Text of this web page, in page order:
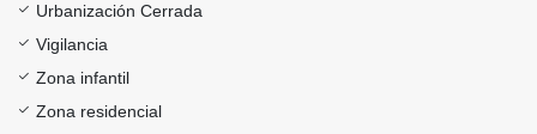
Urbanización Cerrada
Vigilancia
Zona infantil
Zona residencial